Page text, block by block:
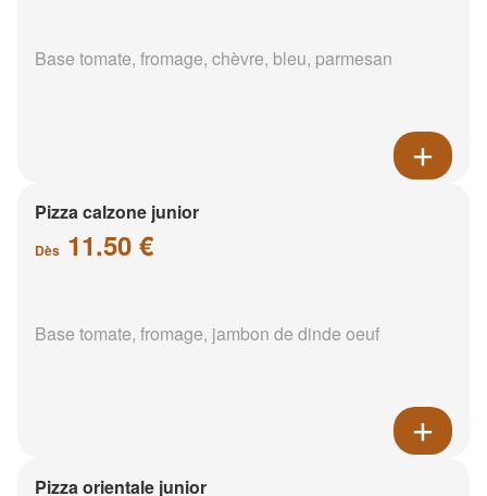
Base tomate, fromage, chèvre, bleu, parmesan
Pizza calzone junior
Dès 11.50 €
Base tomate, fromage, jambon de dinde oeuf
Pizza orientale junior